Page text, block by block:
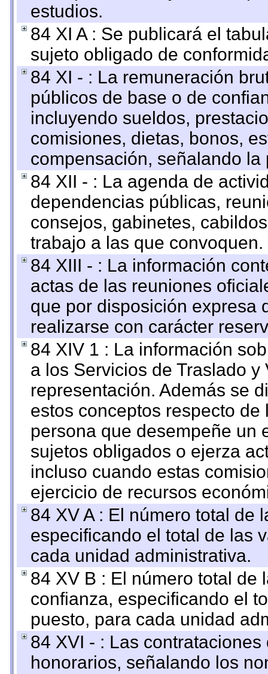
estudios.
84 XI A : Se publicará el
sujeto obligado de
84 XI - : La remuneración
públicos de base o de
incluyendo sueldos,
comisiones, dietas, bonos,
compensación, señalando
84 XII - : La agenda de
dependencias públicas,
consejos, gabinetes,
trabajo a las que convoquen.
84 XIII - : La información
actas de las reuniones
que por disposición expresa
realizarse con carácter
84 XIV 1 : La información
a los Servicios de Traslado
representación. Además se
estos conceptos respecto
persona que desempeñe un
sujetos obligados o ejerza
incluso cuando estas
ejercicio de recursos
84 XV A : El número total de
especificando el total de las
cada unidad administrativa.
84 XV B : El número total de
confianza, especificando el
puesto, para cada unidad
84 XVI - : Las
honorarios, señalando los